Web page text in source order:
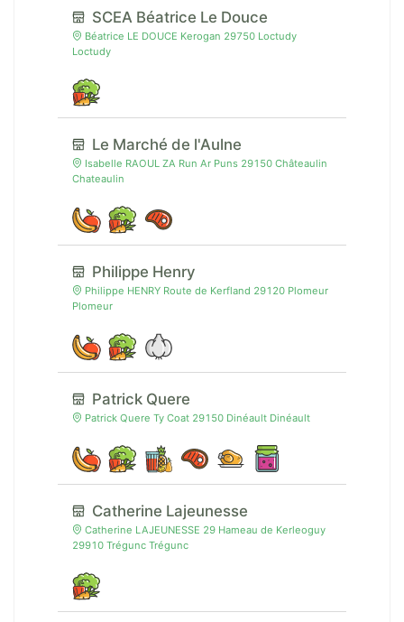
SCEA Béatrice Le Douce
Béatrice LE DOUCE Kerogan 29750 Loctudy
Loctudy
Le Marché de l'Aulne
Isabelle RAOUL ZA Run Ar Puns 29150 Châteaulin
Chateaulin
Philippe Henry
Philippe HENRY Route de Kerfland 29120 Plomeur
Plomeur
Patrick Quere
Patrick Quere Ty Coat 29150 Dinéault Dinéault
Catherine Lajeunesse
Catherine LAJEUNESSE 29 Hameau de Kerleoguy
29910 Trégunc Trégunc